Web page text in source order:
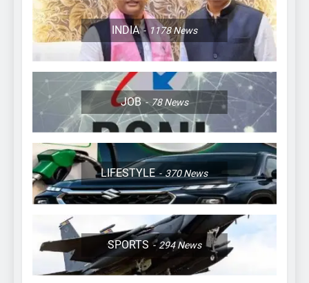
INDIA 1178News
JOB 78News
LIFESTYLE 370News
SPORTS 294News